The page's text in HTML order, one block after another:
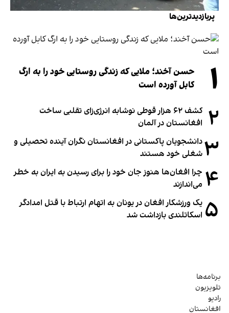
پربازدیدترین‌ها
۱
حسن آخند؛ ملایی که زندگی روستایی خود را به ارگ
کابل آورده است
۲
کشف ۶۲ هزار قوطی نوشابه انرژی‌زای تقلبی ساخت
افغانستان در آلمان
۳دانشجویان پاکستانی در افغانستان نگران آینده تحصیلی و
شغلی خود هستند
۴ چرا افغان‌ها هنوز جان خود را برای رسیدن به ایران به خطر
می‌اندازند
۵ یک ورزشکار افغان در یونان به اتهام ارتباط با قتل امدادگر
اسکاتلندی بازداشت شد
برنامه‌ها
تلویزیون
رادیو
افغانستان